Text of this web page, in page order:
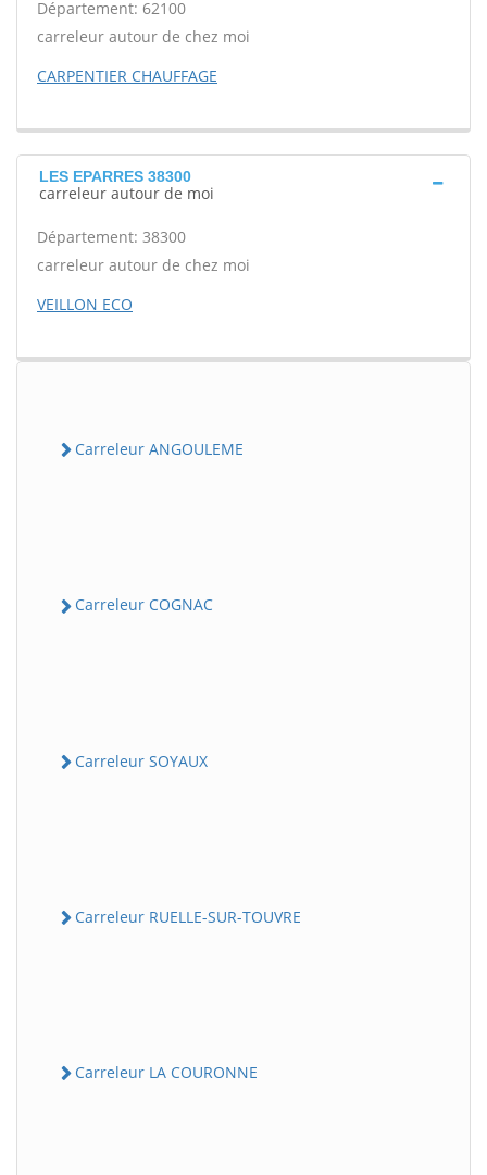
Département: 62100
carreleur autour de chez moi
CARPENTIER CHAUFFAGE
LES EPARRES 38300
carreleur autour de moi
Département: 38300
carreleur autour de chez moi
VEILLON ECO
Carreleur ANGOULEME
Carreleur COGNAC
Carreleur SOYAUX
Carreleur RUELLE-SUR-TOUVRE
Carreleur LA COURONNE